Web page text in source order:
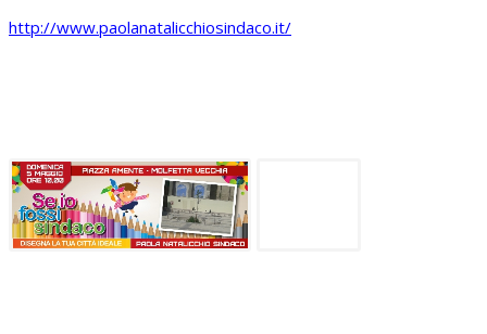
http://www.paolanatalicchiosindaco.it/